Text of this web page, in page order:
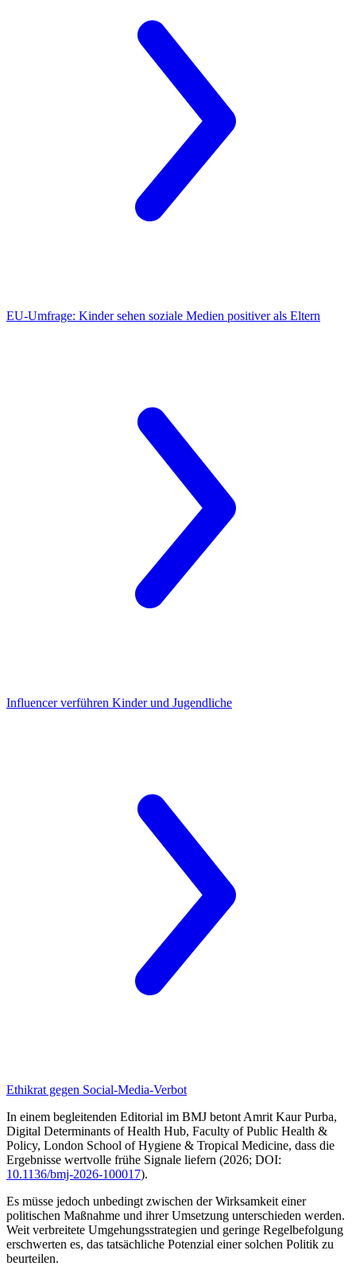
EU-Umfrage: Kinder sehen soziale Medien positiver als Eltern
Influencerverführen Kinder und Jugendliche
Ethikrat gegen Social-Media-Verbot
In einem begleitenden Editorial im BMJ betont Amrit Kaur Purba,
Digital Determinants of Health Hub, Faculty of Public Health &
Policy, London School of Hygiene & Tropical Medicine, dass die
Ergebnisse wertvolle frühe Signale liefern (2026; DOI:
10.1136/bmj-2026-100017).
Es müsse jedoch unbedingt zwischen der Wirksamkeit einer
politischen Maßnahme und ihrer Umsetzung unterschieden werden.
Weit verbreitete Umgehungsstrategien und geringe Regelbefolgung
erschwerten es, das tatsächliche Potenzial einer solchen Politik zu
beurteilen.